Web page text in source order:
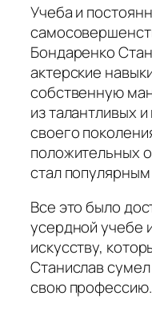
Учеба и
Бондаренко
актерские
собственную
из талантливых
своего
положительных
стал
Все это было
усердной учебе
искусству,
Станислав
свою профессию.